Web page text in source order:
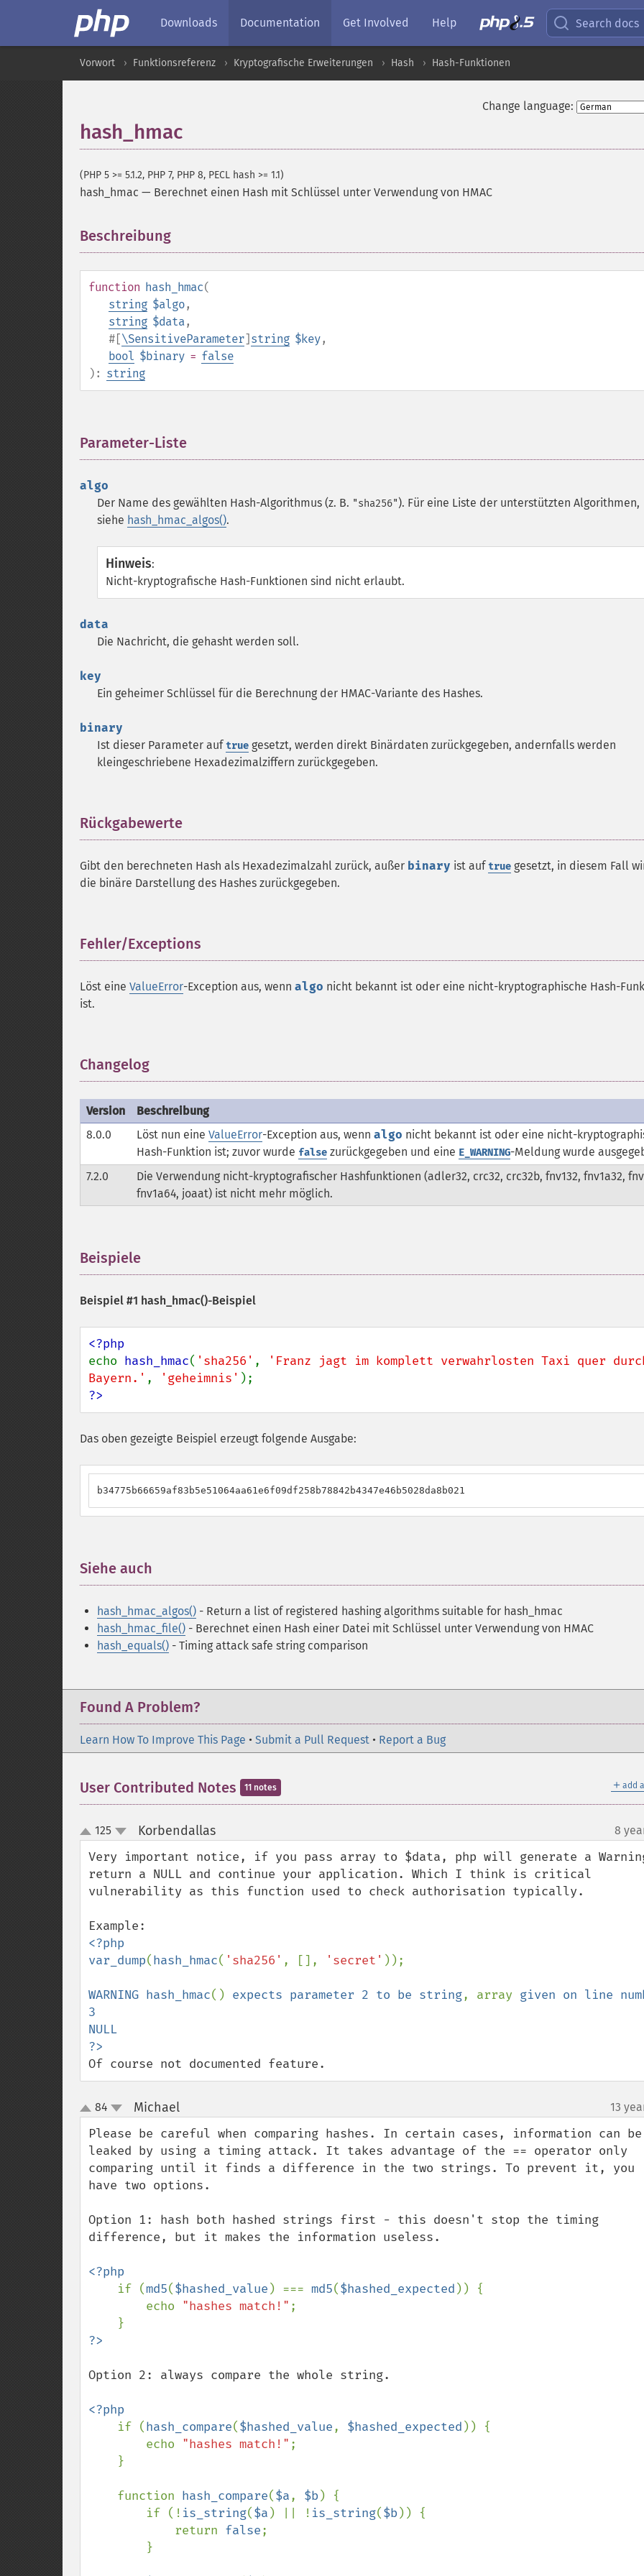
Downloads Documentation Get Involved Help Search docs
Vorwort Funktionsreferenz Kryptografische Erweiterungen Hash Hash-Funktionen
Change language:
hash_hmac
(PHP 5 >= 5.1.2, PHP 7, PHP 8, PECL hash >= 1.1)
hash_hmac — Berechnet einen Hash mit Schlüssel unter Verwendung von HMAC
Beschreibung
function hash_hmac(
string $algo,
string $data,
#[\SensitiveParameter] string $key,
bool $binary = false
): string
Parameter-Liste
algo
Der Name des gewählten Hash-Algorithmus (z. B. "sha256"). Für eine Liste der unterstützten Algorithmen,
siehe hash_hmac_algos().
Hinweis:
Nicht-kryptografische Hash-Funktionen sind nicht erlaubt.
data
Die Nachricht, die gehasht werden soll.
key
Ein geheimer Schlüssel für die Berechnung der HMAC-Variante des Hashes.
binary
Ist dieser Parameter auftrue gesetzt, werden direkt Binärdaten zurückgegeben, andernfalls werden
kleingeschriebene Hexadezimalziffern zurückgegeben.
Rückgabewerte
Gibt den berechneten Hash als Hexadezimalzahl zurück, außer binary ist auftrue gesetzt, in diesem Fall
die binäre Darstellung des Hashes zurückgegeben.
Fehler/Exceptions
Löst eine ValueError-Exception aus, wenn algo nicht bekannt ist oder eine nicht-kryptographische Hash-
ist.
Changelog
Version
Beschreibung
8.0.0
Löst nun eine ValueError-Exception aus, wenn algo nicht bekannt ist oder eine nicht-
Hash-Funktion ist; zuvor wurde false zurückgegeben und eine E_WARNING-Meldung wurde
7.2.0
Die Verwendung nicht-kryptografischer Hashfunktionen (adler32, crc32, crc32b, fnv132, fnv1a32,
fnv1a64, joaat) ist nicht mehr möglich.
Beispiele
Beispiel #1 hash_hmac()-Beispiel
echo hash_hmac( 'sha256' ,
'Franz jagt im komplett verwahrlosten Taxi quer
Bayern.' , 'geheimnis'
?>
Das oben gezeigte Beispiel erzeugt folgende Ausgabe:
b34775b66659af83b5e51064aa61e6f09df258b78842b4347e46b5028da8b021
Siehe auch
hash_hmac_algos() - Return a list of registered hashing algorithms suitable for hash_hmac
hash_hmac_file() - Berechnet einen Hash einer Datei mit Schlüssel unter Verwendung von HMAC
hash_equals() - Timing attack safe string comparison
Found A Problem?
Learn How To Improve This Page • Submit a Pull Request • Report a Bug
＋ add
User Contributed Notes 11 notes
up
down
125 Korbendallas¶ 8
Very important notice, if you pass array to $data, php will generate a
return a NULL and continue your application. Which I think is critical
vulnerability as this function used to check authorisation typically.
<?php
var_dump(hash_hmac( 'sha256' , [], 'secret' ));
WARNING hash_hmac() expects parameter 2 to be string, array given on line
3
NULL
Of course not documented feature.
up
down
84 Michael¶ 13
Please be careful when comparing hashes. In certain cases, information can be
leaked by using a timing attack. It takes advantage of the == operator only
comparing until it finds a difference in the two strings. To prevent it, you
have two options.
Option 1: hash both hashed strings first - this doesn't stop the timing
difference, but it makes the information useless.
<?php
if (md5($hashed_value ) === md5($hashed_expected )) {
        echo
"hashes match!" ;
Option 2: always compare the whole string.
<?php
if (hash_compare($hashed_value, $hashed_expected )) {
        echo
"hashes match!" ;
    function
hash_compare($a, $b) {
        if (!
is_string($a ) || ! is_string($b)) {
            return
false;